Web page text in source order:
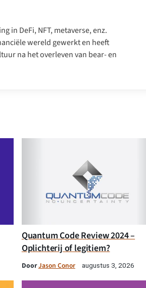
in DeFi, NFT, metaverse, enz.
wereld gewerkt en heeft
na het overleven van bear- en
Quantum Code Review 2024 –
Oplichterij of legitiem?
DoorJason Conor augustus 3, 2026